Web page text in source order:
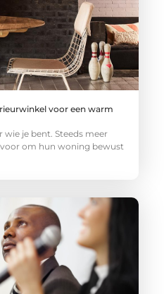
voor een warm
wie je bent. Steeds meer
om hun woning bewust